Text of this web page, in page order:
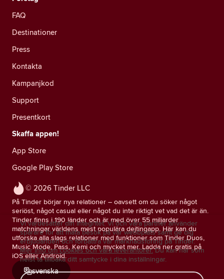
© 2026 Tinder LLC
På Tinder börjar nya relationer – oavsett om du söker något
seriöst, något casual eller något du inte riktigt vet vad det är än.
Tinder finns i 190 länder och är med över 55 miljarder
matchningar världens mest populära dejtingapp. Här kan du
utforska alla slags relationer med funktioner som Tinder Duos,
Music Mode, Pass, Kemi och mycket mer. Ladda ner gratis på
iOS eller Android.
svenska
FAQ
Destinationer
Press
Kontakta
Kampanjkod
Support
Presentkort
Skaffa appen!
App Store
Google Play Store
Vi värdesätter din integritet. Vi och våra partner använder
spårare för att mäta besök på vår webbplats samt ge dig
erbjudanden och förbättra vår marknadsföring på Tinder.
Mer info om cookies och våra leverantörer. Du kan när som
helst ta tillbaka ditt samtycke i dina inställningar.